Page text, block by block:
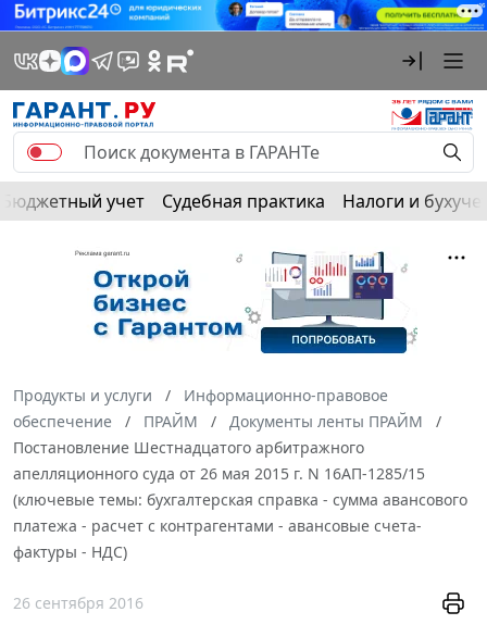
Бюджетный учет Судебная практика Налоги и
Продукты и услуги
Информационно-правовое
обеспечение
ПРАЙМ
Документы ленты ПРАЙМ
Постановление Шестнадцатого арбитражного
апелляционного суда от 26 мая 2015 г. N 16АП-1285/15
(ключевые темы: бухгалтерская справка - сумма авансового
платежа - расчет с контрагентами - авансовые счета-
фактуры - НДС)
26 сентября 2016